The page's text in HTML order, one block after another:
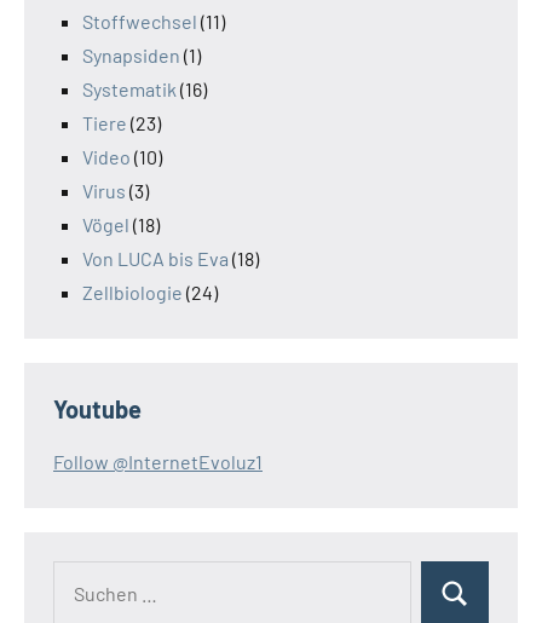
Stoffwechsel (11)
Synapsiden (1)
Systematik (16)
Tiere (23)
Video (10)
Virus (3)
Vögel (18)
Von LUCA bis Eva (18)
Zellbiologie (24)
Youtube
Follow @InternetEvoluz1
Suchen